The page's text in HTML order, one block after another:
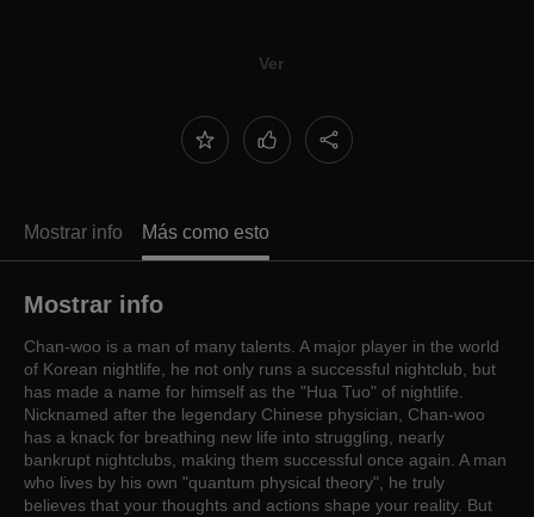
Ver
Mostrar info Más como esto
Mostrar info
Chan-woo is a man of many talents. A major player in the world
of Korean nightlife, he not only runs a successful nightclub, but
has made a name for himself as the "Hua Tuo" of nightlife.
Nicknamed after the legendary Chinese physician, Chan-woo
has a knack for breathing new life into struggling, nearly
bankrupt nightclubs, making them successful once again. A man
who lives by his own "quantum physical theory", he truly
believes that your thoughts and actions shape your reality. But